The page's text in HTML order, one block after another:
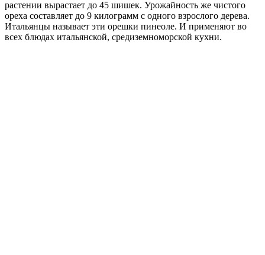
растении вырастает до 45 шишек. Урожайность же чистого
ореха составляет до 9 килограмм с одного взрослого дерева.
Итальянцы называет эти орешки пинеоле. И применяют во
всех блюдах итальянской, средиземноморской кухни.